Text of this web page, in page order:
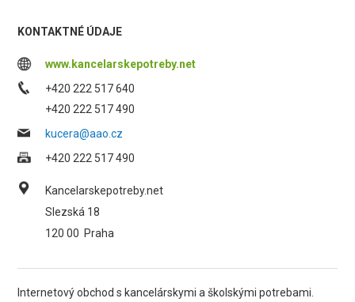
KONTAKTNÉ ÚDAJE
www.kancelarskepotreby.net
+420 222 517 640
+420 222 517 490
kucera@aao.cz
+420 222 517 490
Kancelarskepotreby.net
Slezská 18
120 00 Praha
Internetový obchod s kancelárskymi a školskými potrebami.